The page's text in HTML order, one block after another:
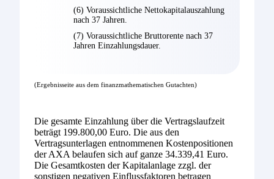
(6) Voraussichtliche Nettokapitalauszahlung
nach 37 Jahren.
(7) Voraussichtliche Bruttorente nach 37
Jahren Einzahlungsdauer.
(Ergebnisseite aus dem finanzmathematischen Gutachten)
Die gesamte Einzahlung über die Vertragslaufzeit
beträgt 199.800,00 Euro. Die aus den
Vertragsunterlagen entnommenen Kostenpositionen
der AXA belaufen sich auf ganze 34.339,41 Euro.
Die Gesamtkosten der Kapitalanlage zzgl. der
sonstigen negativen Einflussfaktoren betragen